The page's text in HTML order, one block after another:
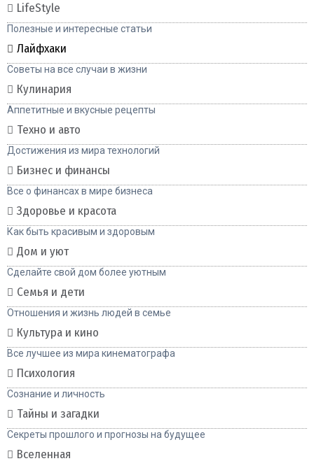
LifeStyle
Полезные и интересные статьи
Лайфхаки
Советы на все случаи в жизни
Кулинария
Аппетитные и вкусные рецепты
Техно и авто
Достижения из мира технологий
Бизнес и финансы
Все о финансах в мире бизнеса
Здоровье и красота
Как быть красивым и здоровым
Дом и уют
Сделайте свой дом более уютным
Семья и дети
Отношения и жизнь людей в семье
Культура и кино
Все лучшее из мира кинематографа
Психология
Сознание и личность
Тайны и загадки
Секреты прошлого и прогнозы на будущее
Вселенная